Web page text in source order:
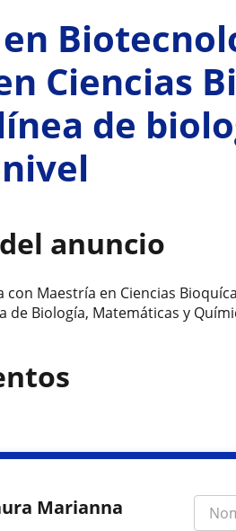
Ciencias
de
anuncio
con Maestría en Ciencias
de Biología, Matemáticas y
Marianna